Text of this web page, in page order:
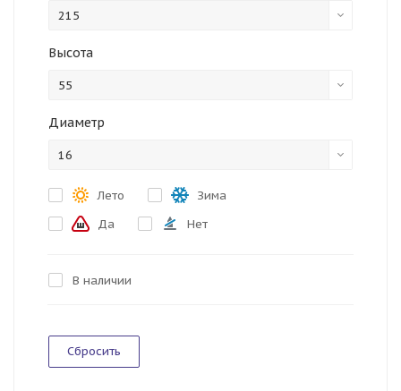
215
Высота
55
Диаметр
16
Лето
Зима
Да
Нет
В наличии
Сбросить